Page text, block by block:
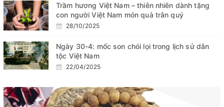
Trầm hương Việt Nam – thiên nhiên dành tặng
con người Việt Nam món quà trân quý
28/10/2025
Ngày 30-4: mốc son chói lọi trong lịch sử dân
tộc Việt Nam
22/04/2025